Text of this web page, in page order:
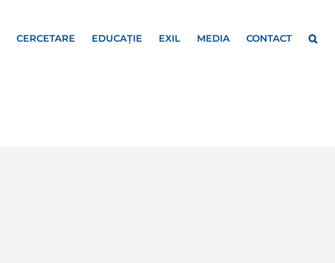
CERCETARE EDUCAȚIE EXIL MEDIA CONTACT